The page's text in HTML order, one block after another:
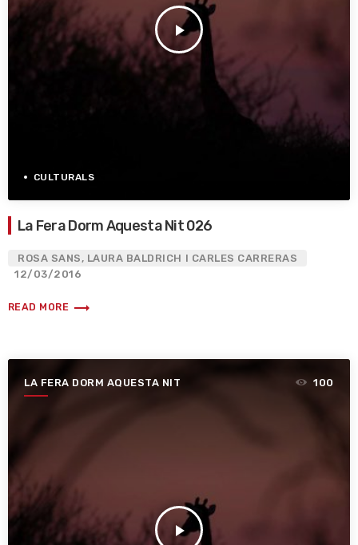
play_arrow
CULTURALS
La Fera Dorm Aquesta Nit 026
ROSA SANS, LAURA BALDRICH I CARLES CARRERAS
12/03/2016
READ MORE trending_flat
LA FERA DORM AQUESTA NIT
play_arrow
100